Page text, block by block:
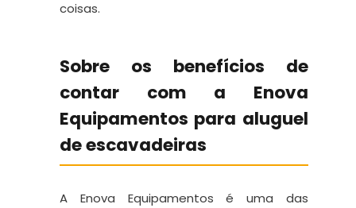
coisas.
Sobre os benefícios de
contar com a Enova
Equipamentos para aluguel
de escavadeiras
A Enova Equipamentos é uma das